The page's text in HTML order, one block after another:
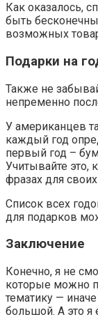
Как оказалось,
быть
возможных
Подарки на
Также не
непременно
У американцев
каждый год
первый год –
Учитывайте это,
фразах для
Список всех
для подарков
Заключение
Конечно, я не
которые можно
тематику —
большой. А это